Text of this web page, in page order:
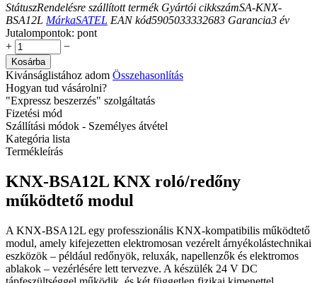
StátuszRendelésre szállított termék Gyártói cikkszámSA-KNX-
BSA12L MárkaSATEL EAN kód5905033332683 Garancia3 év
Jutalompontok: pont
+
−
Kosárba
Kivánságlistához adom Összehasonlítás
Hogyan tud vásárolni?
"Expressz beszerzés" szolgáltatás
Fizetési mód
Szállítási módok - Személyes átvétel
Kategória lista
Termékleírás
KNX-BSA12L KNX roló/redőny
működtető modul
A KNX-BSA12L egy professzionális KNX-kompatibilis működtető
modul, amely kifejezetten elektromosan vezérelt árnyékolástechnikai
eszközök – például redőnyök, reluxák, napellenzők és elektromos
ablakok – vezérlésére lett tervezve. A készülék 24 V DC